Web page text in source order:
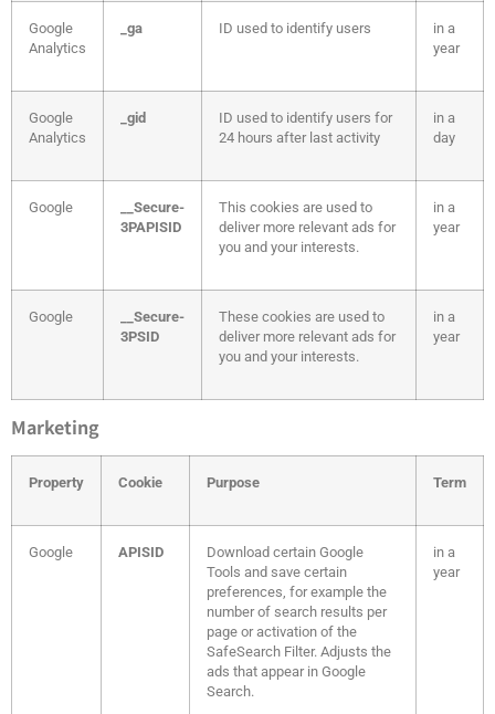
Google
Analytics
_ga ID used to identify users
in a
year
Google
Analytics
_gid
ID used to identify users for
24 hours after last activity
in a
day
Google
__Secure-
3PAPISID
This cookies are used to
deliver more relevant ads for
you and your interests.
in a
year
Google
__Secure-
3PSID
These cookies are used to
deliver more relevant ads for
you and your interests.
in a
year
Marketing
Property Cookie Purpose Term
Google APISID
Download certain Google
Tools and save certain
preferences, for example the
number of search results per
page or activation of the
SafeSearch Filter. Adjusts the
ads that appear in Google
Search.
in a
year